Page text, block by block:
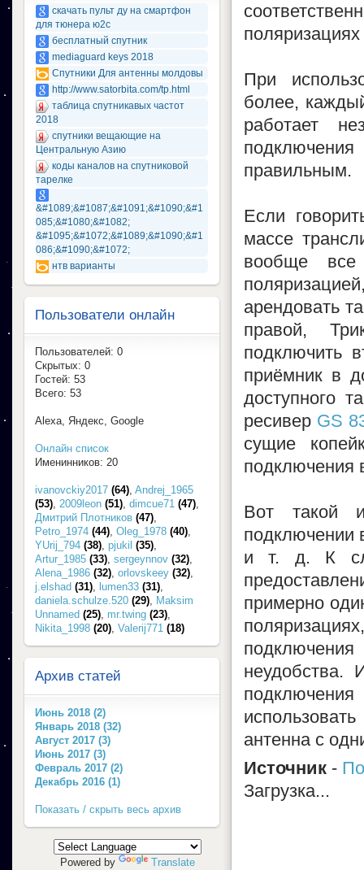
При
более,
работает
правильным.
Если
массе
вообще
арендовать
правой,
подключить
приёмник в
доступного
ресивер GS
сущие
подключения
Вот такой
подключении
и т. д. К
примерно
неудобства.
антенна с
Источник -
Загрузка...
скачать пульт ду на смартфон
для тюнера ю2с
бесплатный спутник
mediaguard keys 2018
Спутники Для антенны молдовы
http://www.satorbita.com/tp.html
таблица спутникавых частот
2018
спутники вещающие на
Центральную Азию
коды каналов на спутниковой
тарелке
&#1089;&#1087;&#1091;&#1090;&#1
085;&#1080;&#1082;
&#1095;&#1072;&#1089;&#1090;&#1
086;&#1090;&#1072;
нтв варианты
Пользователи онлайн
Пользователей: 0
Скрытых: 0
Гостей: 53
Всего: 53
Alexa, Яндекс, Google
Онлайн список
Именинников: 20
ivanovckiy2017 (64), Andrej_1965
(53), 2009leon (51), dimcue71 (47),
Дмитрий Плотников (47),
Petro_1974 (44), Oleg_1978 (40),
YUrij_794 (38), pjukil (35),
Artur_1985 (33), sergeynnov (32),
Alena_1986 (32), orlovskeey (32),
j.elshad (31), lumen33 (31),
daniela.schulze.520 (29), Maksim
Unnamed (25), mr.twing (23),
Nikita_1998 (20), Valerij771 (18)
Архив статей
Июнь 2018 (2)
Январь 2018 (32)
Август 2017 (3)
Июнь 2017 (3)
Февраль 2017 (2)
Декабрь 2016 (1)
Показать / скрыть весь архив
Powered by Translate